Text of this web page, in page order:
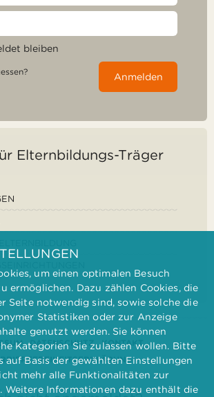
bleiben
Anmelden
Elternbildungs-Träger
DATENSCHUTZ
KONTAKT
um einen optimalen Besuch
ermöglichen. Dazu zählen Cookies, die
Seite notwendig sind, sowie solche die
Statistiken oder zur Anzeige
genutzt werden. Sie können
Kategorien Sie zulassen wollen. Bitte
auf Basis der gewählten Einstellungen
mehr alle Funktionalitäten zur
Weitere Informationen dazu enthält die